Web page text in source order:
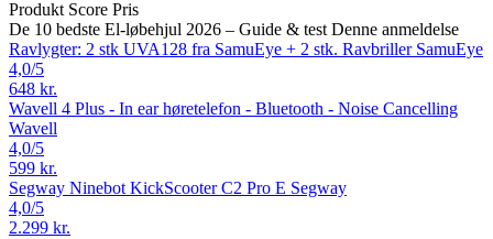
Produkt Score Pris
De 10 bedste El-løbehjul 2026 – Guide & test Denne anmeldelse
Ravlygter: 2 stk UVA128 fra SamuEye + 2 stk. Ravbriller SamuEye
4,0/5
648 kr.
Wavell 4 Plus - In ear høretelefon - Bluetooth - Noise Cancelling
Wavell
4,0/5
599 kr.
Segway Ninebot KickScooter C2 Pro E Segway
4,0/5
2.299 kr.